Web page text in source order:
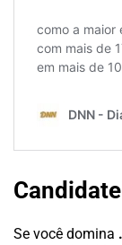
Se você domina